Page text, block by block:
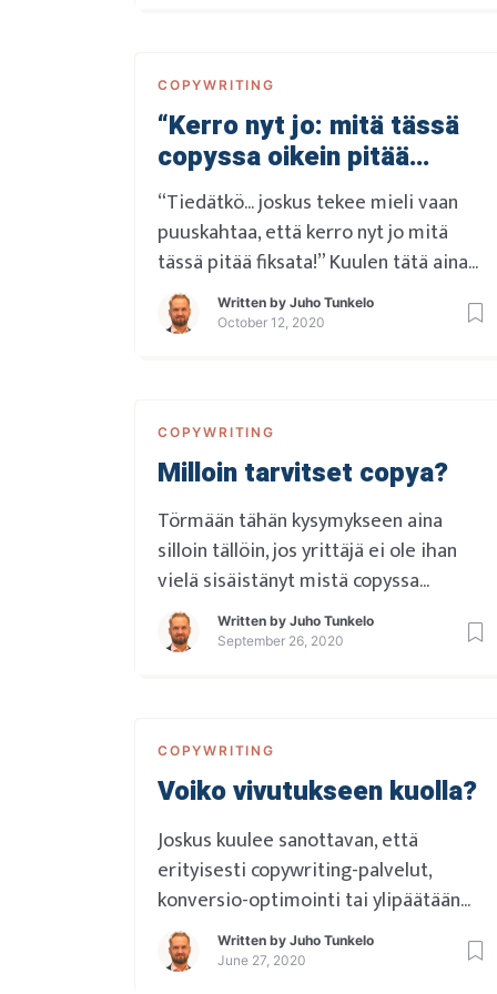
Applen entinen markkinointijohtaja
Allison Johnson. Ja nyt ollaankin niin
lähellä sitä villakoiran ydintä, että
allergiat saisi ihoni kuplimaan jos
sellaisia […]
COPYWRITING
“Kerro nyt jo: mitä tässä
copyssa oikein pitää
fiksata!”
“Tiedätkö… joskus tekee mieli vaan
puuskahtaa, että kerro nyt jo mitä
tässä pitää fiksata!” Kuulen tätä aina
silloin tällöin yritysasiakkailtani. Ja se
on enemmän kuin ymmärrettävää!
siitä pois niin kovin kauaa ei hyvin
mene. Koska ei sitä […]
Written by Juho Tunkelo
October 12, 2020
COPYWRITING
Milloin tarvitset copya?
Törmään tähän kysymykseen aina
silloin tällöin, jos yrittäjä ei ole ihan
vielä sisäistänyt mistä copyssa
oikeasti on kyse. Ja siksi välillä asiaa
valaisee parhaiten kun jutellaan auki
copya kerjäävä kohta, ei suinkaan
täydellinen lista… Sivustouudistus
lopuksi […]
Written by Juho Tunkelo
September 26, 2020
COPYWRITING
Voiko vivutukseen kuolla?
Joskus kuulee sanottavan, että
erityisesti copywriting-palvelut,
konversio-optimointi tai ylipäätään
digimarkkinointipalvelut ovat
ylettömän kalliita. Ja onhan se niin,
Written by Juho Tunkelo
June 27, 2020